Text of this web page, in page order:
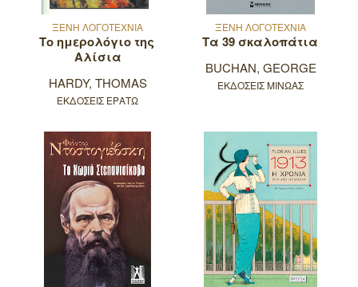
ΞΕΝΗ ΛΟΓΟΤΕΧΝΙΑ
Το ημερολόγιο της
Αλίσια
HARDY, THOMAS
ΕΚΔΟΣΕΙΣ ΕΡΑΤΩ
ΞΕΝΗ ΛΟΓΟΤΕΧΝΙΑ
Τα 39 σκαλοπάτια
BUCHAN, GEORGE
ΕΚΔΟΣΕΙΣ ΜΙΝΩΑΣ